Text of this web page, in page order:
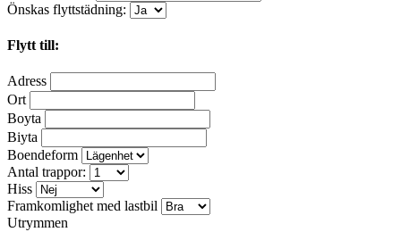
Önskas flyttstädning:
Flytt till:
Adress
Ort
Boyta
Biyta
Boendeform
Antal trappor:
Hiss
Framkomlighet med lastbil
Utrymmen